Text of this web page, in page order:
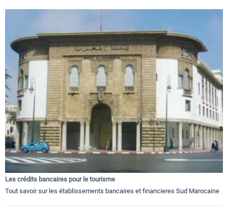
Les crédits bancaires pour le tourisme
Tout savoir sur les établissements bancaires et financieres Sud Marocaine